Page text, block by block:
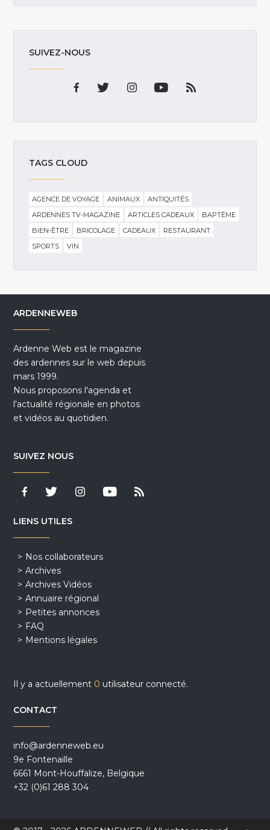
SUIVEZ-NOUS
TAGS CLOUD
AGENCE DE VOYAGE ANIMAUX
ANTIQUITÉS
ARDENNES TV-MAGAZINE
ARTICLES CADEAUX
BAPTÊME
BIEN-ÊTRE
BRICOLAGE CADEAUX
RESTAURANT
SPORTS
VIN
ARDENNEWEB
Ardenne Web est le magazine
des ardennes sur le web depuis
mars 1999.
Nous proposons l'agenda et
l'actualité régionale en photos
et vidéos au quotidien.
SUIVEZ NOUS
LIENS UTILES
Nos collaborateurs
Archives
Archives Vidéos
Annuaire régional
Petites annonces
FAQ
Mentions légales
Il y a actuellement 0 utilisateur connecté.
CONTACT
info@ardenneweb.eu
9e Fontenaille
6661 Mont-Houffalize, Belgique
+32 (0)61 288 304